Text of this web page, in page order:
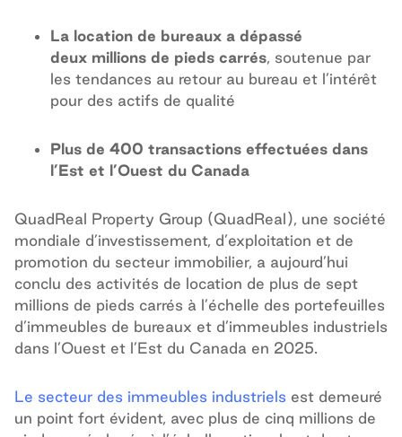
La location de bureaux a dépassé
deux millions de pieds carrés, soutenue par
les tendances au retour au bureau et l’intérêt
pour des actifs de qualité
Plus de 400 transactions effectuées dans
l’Est et l’Ouest du Canada
QuadReal Property Group (QuadReal), une société
mondiale d’investissement, d’exploitation et de
promotion du secteur immobilier, a aujourd’hui
conclu des activités de location de plus de sept
millions de pieds carrés à l’échelle des portefeuilles
d’immeubles de bureaux et d’immeubles industriels
dans l’Ouest et l’Est du Canada en 2025.
Le secteur des immeubles industriels est demeuré
un point fort évident, avec plus de cinq millions de